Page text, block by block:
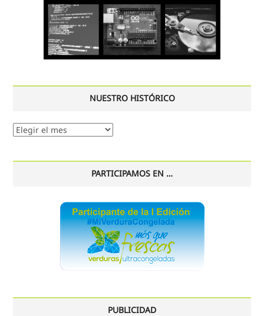
NUESTRO HISTÓRICO
Nuestro
PARTICIPAMOS EN …
PUBLICIDAD